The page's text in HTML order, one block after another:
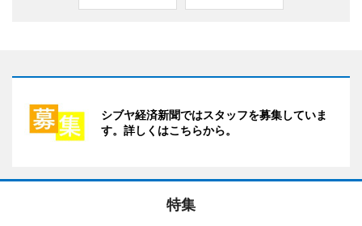
シブヤ経済新聞ではスタッフを募集していま
す。詳しくはこちらから。
特集